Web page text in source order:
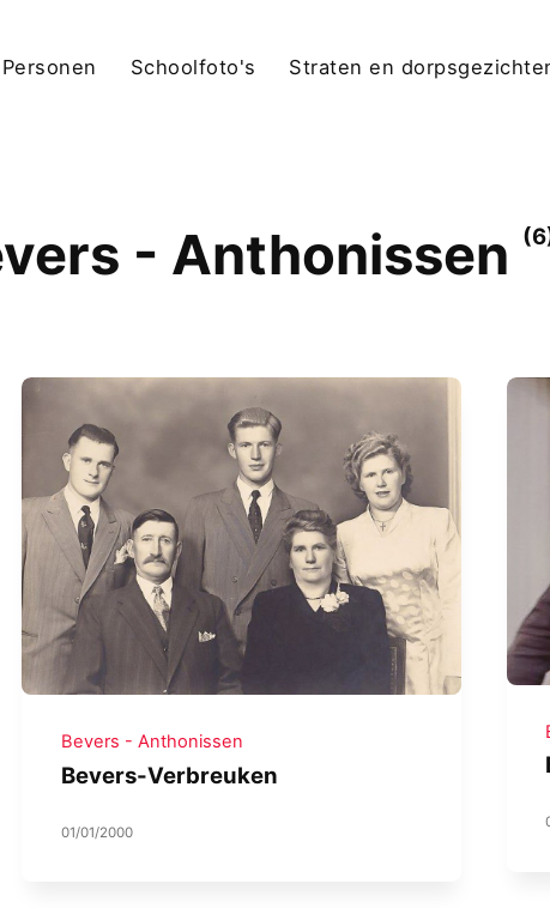
Personen Schoolfoto's Straten en
- Anthonissen
Bevers - Anthonissen
Bevers-Verbreuken
01/01/2000